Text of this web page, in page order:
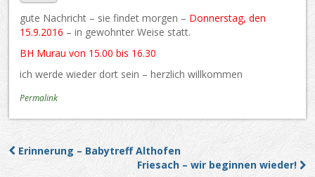
gute Nachricht – sie findet morgen – Donnerstag, den
15.9.2016 – in gewohnter Weise statt.
BH Murau von 15.00 bis 16.30
ich werde wieder dort sein – herzlich willkommen
Permalink
Post navigation
Erinnerung – Babytreff Althofen
Friesach – wir beginnen wieder!